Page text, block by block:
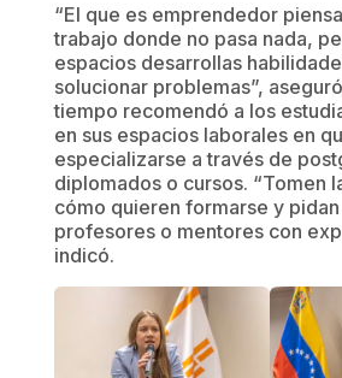
“El que es emprendedor
trabajo donde no pasa nada,
espacios desarrollas
solucionar problemas”,
tiempo recomendó a los
en sus espacios laborales en
especializarse a través de
diplomados o cursos. “Tomen
cómo quieren formarse y
profesores o mentores con
indicó.